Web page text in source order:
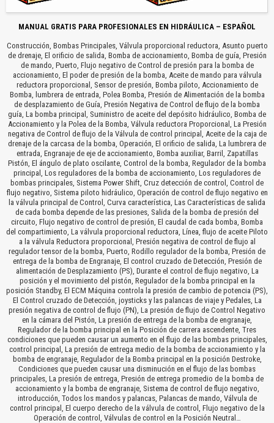
MANUAL GRATIS PARA PROFESIONALES EN HIDRÁULICA – ESPAÑOL
Construcción, Bombas Principales, Válvula proporcional reductora, Asunto puerto
de drenaje, El orificio de salida, Bomba de accionamiento, Bomba de guía, Presión
de mando, Puerto, Flujo negativo de Control de presión para la bomba de
accionamiento, El poder de presión de la bomba, Aceite de mando para válvula
reductora proporcional, Sensor de presión, Bomba piloto, Accionamiento de
Bomba, lumbrera de entrada, Polea Bomba, Presión de Alimentación de la bomba
de desplazamiento de Guía, Presión Negativa de Control de flujo de la bomba
guía, La bomba principal, Suministro de aceite del depósito hidráulico, Bomba de
Accionamiento y la Polea de la Bomba, Válvula reductora Proporcional, La Presión
negativa de Control de flujo de la Válvula de control principal, Aceite de la caja de
drenaje de la carcasa de la bomba, Operación, El orificio de salida, La lumbrera de
entrada, Engranaje de eje de accionamiento, Bomba auxiliar, Barril, Zapatillas
Pistón, El ángulo de plato oscilante, Control de la bomba, Regulador de la bomba
principal, Los reguladores de la bomba de accionamiento, Los reguladores de
bombas principales, Sistema Power Shift, Cruz detección de control, Control de
flujo negativo, Sistema piloto hidráulico, Operación de control de flujo negativo en
la válvula principal de Control, Curva característica, Las Características de salida
de cada bomba depende de las presiones, Salida de la bomba de presión del
circuito, Flujo negativo de control de presión, El caudal de cada bomba, Bomba
del compartimiento, La válvula proporcional reductora, Línea, flujo de aceite Piloto
a la válvula Reductora proporcional, Presión negativa de control de flujo al
regulador tensor de la bomba, Puerto, Rodillo regulador de la bomba, Presión de
entrega de la bomba de Engranaje, El control cruzado de Detección, Presión de
alimentación de Desplazamiento (PS), Durante el control de flujo negativo, La
posición y el movimiento del pistón, Regulador de la bomba principal en la
posición Standby, El ECM Máquina controla la presión de cambio de potencia (PS),
El Control cruzado de Detección, joysticks y las palancas de viaje y Pedales, La
presión negativa de control de flujo (PN), La presión de flujo de Control Negativo
en la cámara del Pistón, La presión de entrega de la bomba de engranaje,
Regulador de la bomba principal en la Posición de carrera ascendente, Tres
condiciones que pueden causar un aumento en el flujo de las bombas principales,
control principal, La presión de entrega medio de la bomba de accionamiento y la
bomba de engranaje, Regulador de la Bomba principal en la posición Destroke,
Condiciones que pueden causar una disminución en el flujo de las bombas
principales, La presión de entrega, Presión de entrega promedio de la bomba de
accionamiento y la bomba de engranaje, Sistema de control de flujo negativo,
introducción, Todos los mandos y palancas, Palancas de mando, Válvula de
control principal, El cuerpo derecho de la válvula de control, Flujo negativo de la
Operación de control, Válvulas de control en la Posición Neutral…